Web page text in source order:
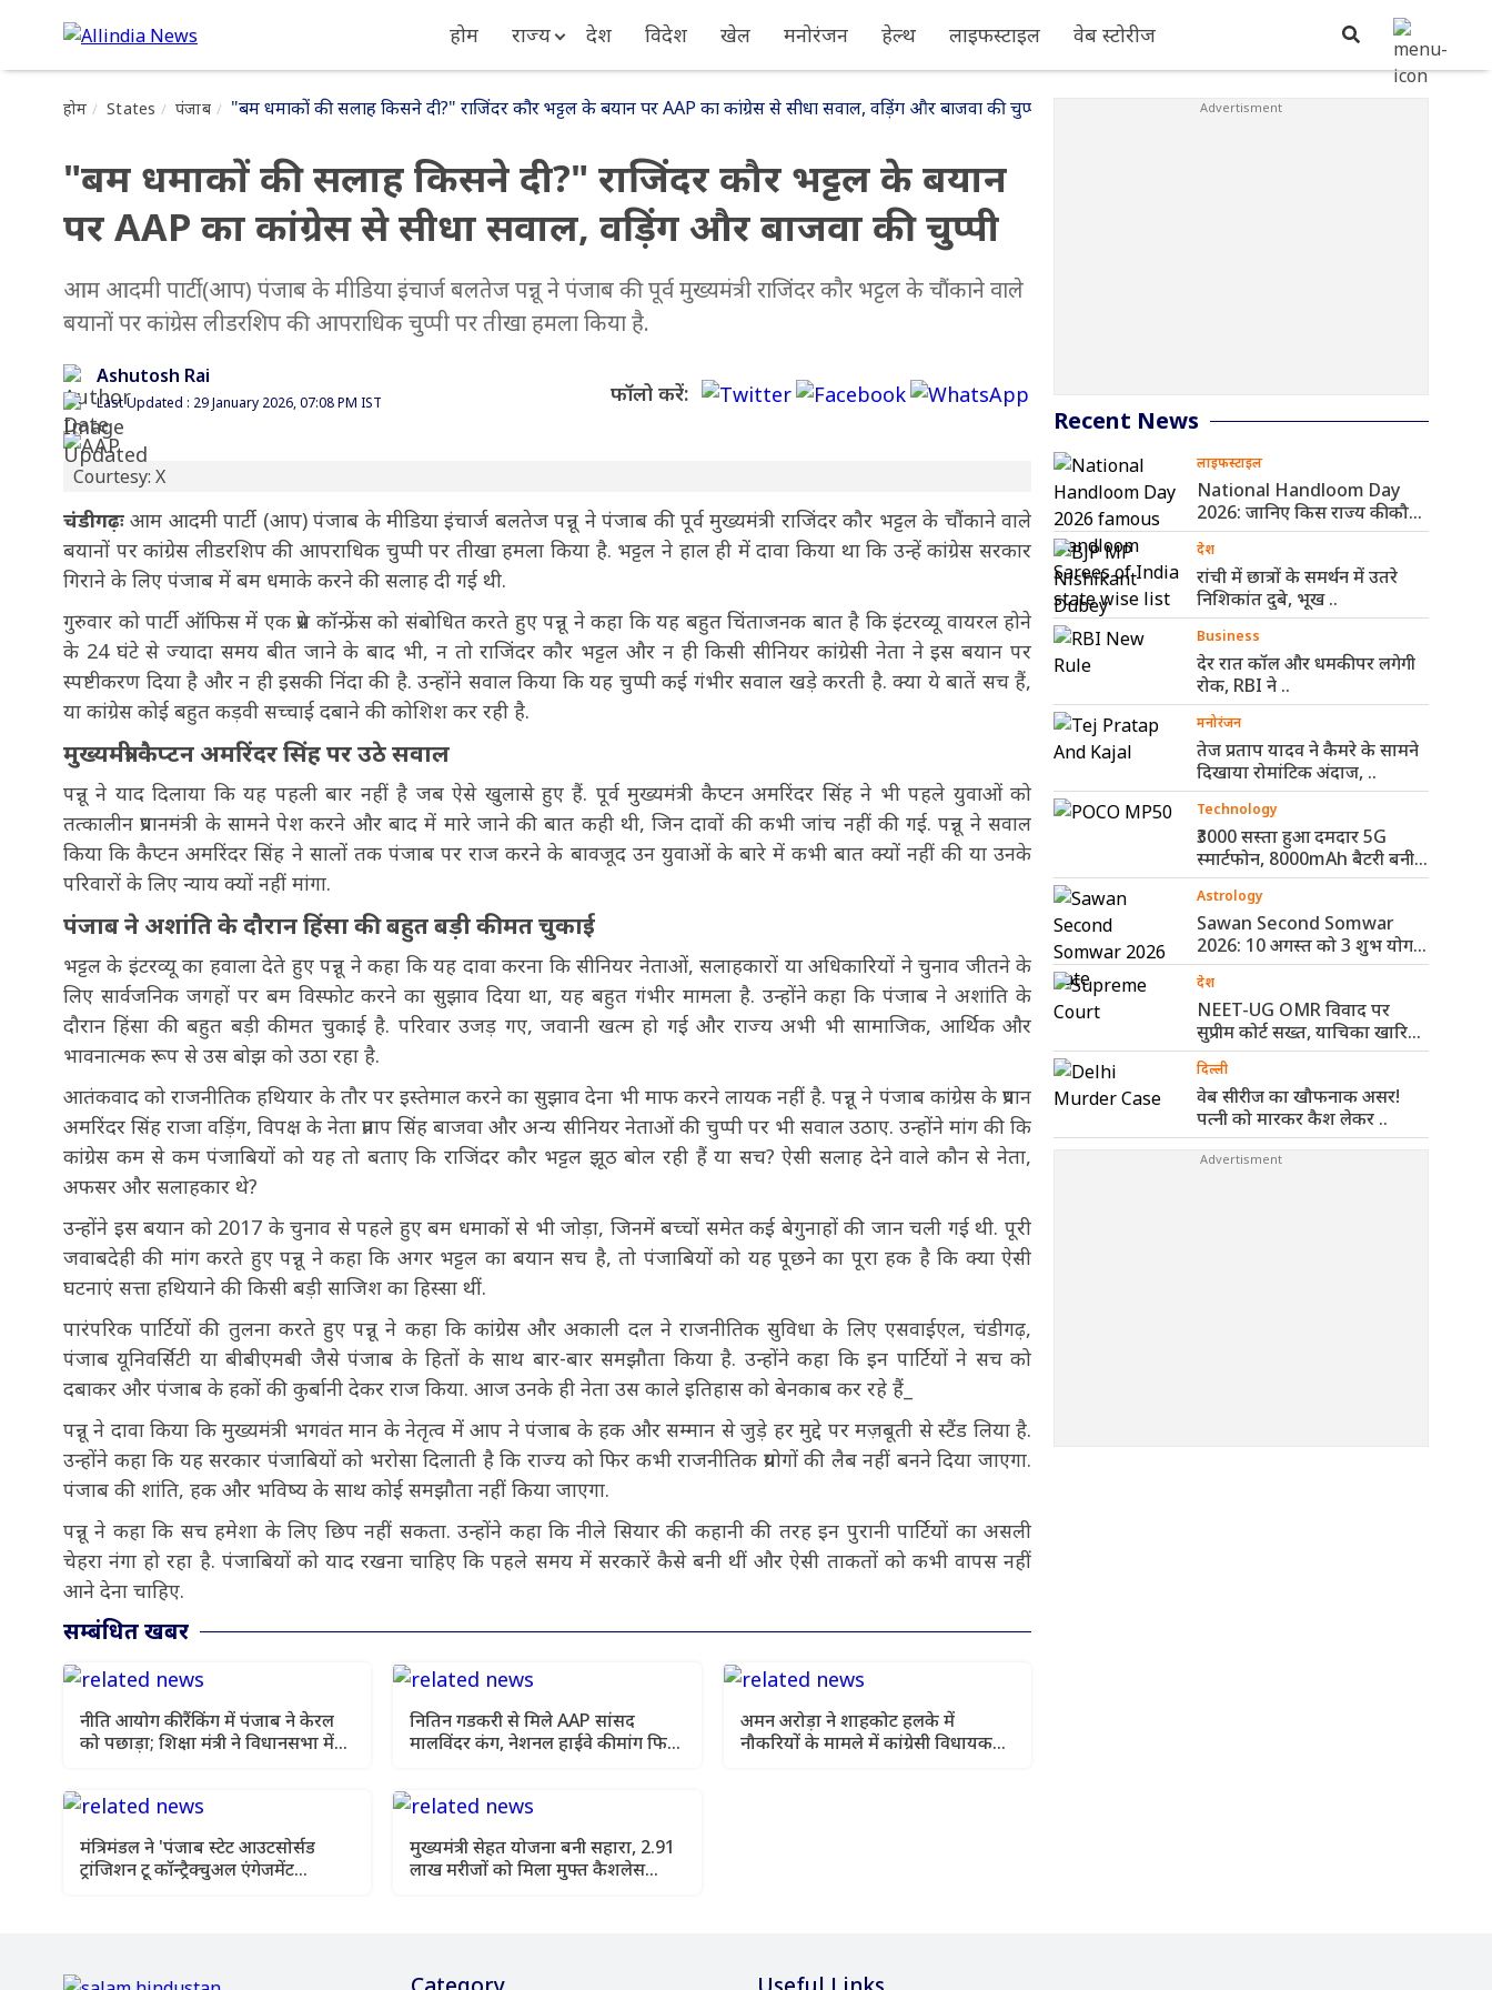
होम राज्य देश विदेश खेल मनोरंजन हेल्थ लाइफस्टाइल वेब स्टोरीज
होम States पंजाब "बम धमाकों की सलाह किसने दी?" राजिंदर कौर भट्टल के बयान पर AAP का कांग्रेस से सीधा सवाल, वड़िंग और बाजवा की चुप्पी
"बम धमाकों की सलाह किसने दी?" राजिंदर कौर भट्टल के बयान
पर AAP का कांग्रेस से सीधा सवाल, वड़िंग और बाजवा की चुप्पी
आम आदमी पार्टी (आप) पंजाब के मीडिया इंचार्ज बलतेज पन्नू ने पंजाब की पूर्व मुख्यमंत्री राजिंदर कौर भट्टल के चौंकाने वाले
बयानों पर कांग्रेस लीडरशिप की आपराधिक चुप्पी पर तीखा हमला किया है.
Ashutosh Rai
Last Updated : 29 January 2026, 07:08 PM IST फॉलो करें:
Courtesy: X
चंडीगढ़ः आम आदमी पार्टी (आप) पंजाब के मीडिया इंचार्ज बलतेज पन्नू ने पंजाब की पूर्व मुख्यमंत्री राजिंदर कौर भट्टल के चौंकाने वाले
बयानों पर कांग्रेस लीडरशिप की आपराधिक चुप्पी पर तीखा हमला किया है. भट्टल ने हाल ही में दावा किया था कि उन्हें कांग्रेस सरकार
गिराने के लिए पंजाब में बम धमाके करने की सलाह दी गई थी.
गुरुवार को पार्टी ऑफिस में एक प्रेस कॉन्फ्रेंस को संबोधित करते हुए पन्नू ने कहा कि यह बहुत चिंताजनक बात है कि इंटरव्यू वायरल होने
के 24 घंटे से ज्यादा समय बीत जाने के बाद भी, न तो राजिंदर कौर भट्टल और न ही किसी सीनियर कांग्रेसी नेता ने इस बयान पर
स्पष्टीकरण दिया है और न ही इसकी निंदा की है. उन्होंने सवाल किया कि यह चुप्पी कई गंभीर सवाल खड़े करती है. क्या ये बातें सच हैं,
या कांग्रेस कोई बहुत कड़वी सच्चाई दबाने की कोशिश कर रही है.
मुख्यमंत्री कैप्टन अमरिंदर सिंह पर उठे सवाल
पन्नू ने याद दिलाया कि यह पहली बार नहीं है जब ऐसे खुलासे हुए हैं. पूर्व मुख्यमंत्री कैप्टन अमरिंदर सिंह ने भी पहले युवाओं को
तत्कालीन प्रधानमंत्री के सामने पेश करने और बाद में मारे जाने की बात कही थी, जिन दावों की कभी जांच नहीं की गई. पन्नू ने सवाल
किया कि कैप्टन अमरिंदर सिंह ने सालों तक पंजाब पर राज करने के बावजूद उन युवाओं के बारे में कभी बात क्यों नहीं की या उनके
परिवारों के लिए न्याय क्यों नहीं मांगा.
पंजाब ने अशांति के दौरान हिंसा की बहुत बड़ी कीमत चुकाई
भट्टल के इंटरव्यू का हवाला देते हुए पन्नू ने कहा कि यह दावा करना कि सीनियर नेताओं, सलाहकारों या अधिकारियों ने चुनाव जीतने के
लिए सार्वजनिक जगहों पर बम विस्फोट करने का सुझाव दिया था, यह बहुत गंभीर मामला है. उन्होंने कहा कि पंजाब ने अशांति के
दौरान हिंसा की बहुत बड़ी कीमत चुकाई है. परिवार उजड़ गए, जवानी खत्म हो गई और राज्य अभी भी सामाजिक, आर्थिक और
भावनात्मक रूप से उस बोझ को उठा रहा है.
आतंकवाद को राजनीतिक हथियार के तौर पर इस्तेमाल करने का सुझाव देना भी माफ करने लायक नहीं है. पन्नू ने पंजाब कांग्रेस के प्रधान
अमरिंदर सिंह राजा वड़िंग, विपक्ष के नेता प्रताप सिंह बाजवा और अन्य सीनियर नेताओं की चुप्पी पर भी सवाल उठाए. उन्होंने मांग की कि
कांग्रेस कम से कम पंजाबियों को यह तो बताए कि राजिंदर कौर भट्टल झूठ बोल रही हैं या सच? ऐसी सलाह देने वाले कौन से नेता,
अफसर और सलाहकार थे?
उन्होंने इस बयान को 2017 के चुनाव से पहले हुए बम धमाकों से भी जोड़ा, जिनमें बच्चों समेत कई बेगुनाहों की जान चली गई थी. पूरी
जवाबदेही की मांग करते हुए पन्नू ने कहा कि अगर भट्टल का बयान सच है, तो पंजाबियों को यह पूछने का पूरा हक है कि क्या ऐसी
घटनाएं सत्ता हथियाने की किसी बड़ी साजिश का हिस्सा थीं.
पारंपरिक पार्टियों की तुलना करते हुए पन्नू ने कहा कि कांग्रेस और अकाली दल ने राजनीतिक सुविधा के लिए एसवाईएल, चंडीगढ़,
पंजाब यूनिवर्सिटी या बीबीएमबी जैसे पंजाब के हितों के साथ बार-बार समझौता किया है. उन्होंने कहा कि इन पार्टियों ने सच को
दबाकर और पंजाब के हकों की कुर्बानी देकर राज किया. आज उनके ही नेता उस काले इतिहास को बेनकाब कर रहे हैं_
पन्नू ने दावा किया कि मुख्यमंत्री भगवंत मान के नेतृत्व में आप ने पंजाब के हक और सम्मान से जुड़े हर मुद्दे पर मज़बूती से स्टैंड लिया है.
उन्होंने कहा कि यह सरकार पंजाबियों को भरोसा दिलाती है कि राज्य को फिर कभी राजनीतिक प्रयोगों की लैब नहीं बनने दिया जाएगा.
पंजाब की शांति, हक और भविष्य के साथ कोई समझौता नहीं किया जाएगा.
पन्नू ने कहा कि सच हमेशा के लिए छिप नहीं सकता. उन्होंने कहा कि नीले सियार की कहानी की तरह इन पुरानी पार्टियों का असली
चेहरा नंगा हो रहा है. पंजाबियों को याद रखना चाहिए कि पहले समय में सरकारें कैसे बनी थीं और ऐसी ताकतों को कभी वापस नहीं
आने देना चाहिए.
सम्बंधित खबर
नीति आयोग की रैंकिंग में पंजाब ने केरल
को पछाड़ा; शिक्षा मंत्री ने विधानसभा में
नितिन गडकरी से मिले AAP सांसद
मालविंदर कंग, नेशनल हाईवे की मांग फिर
अमन अरोड़ा ने शाहकोट हलके में
नौकरियों के मामले में कांग्रेसी विधायक
मंत्रिमंडल ने 'पंजाब स्टेट आउटसोर्सड
ट्रांजिशन टू कॉन्ट्रैक्चुअल एंगेजमेंट
मुख्यमंत्री सेहत योजना बनी सहारा, 2.91
लाख मरीजों को मिला मुफ्त कैशलेस
Recent News
लाइफस्टाइल
National Handloom Day
2026: जानिए किस राज्य की कौन-
सी हैंडलूम ..
देश
रांची में छात्रों के समर्थन में उतरे
निशिकांत दुबे, भूख ..
Business
देर रात कॉल और धमकी पर लगेगी
रोक, RBI ने ..
मनोरंजन
तेज प्रताप यादव ने कैमरे के सामने
दिखाया रोमांटिक अंदाज, ..
Technology
₹3000 सस्ता हुआ दमदार 5G
स्मार्टफोन, 8000mAh बैटरी बनी
सबसे ..
Astrology
Sawan Second Somwar
2026: 10 अगस्त को 3 शुभ योग,
..
देश
NEET-UG OMR विवाद पर
सुप्रीम कोर्ट सख्त, याचिका खारिज
कर ..
दिल्ली
वेब सीरीज का खौफनाक असर!
पत्नी को मारकर कैश लेकर ..